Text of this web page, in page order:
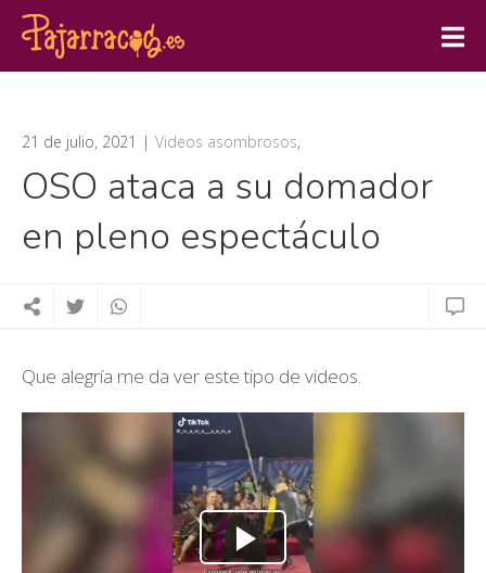
21 de julio, 2021 Videos asombrosos,
OSO ataca a su domador
en pleno espectáculo
Que alegría me da ver este tipo de videos.